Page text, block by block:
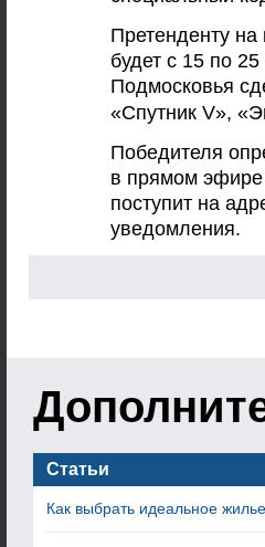
Претенденту
будет с 15 по
Подмосковья
«Спутник V»,
Победителя
в прямом эфире
поступит на
уведомления.
Статьи
Как выбрать идеальное